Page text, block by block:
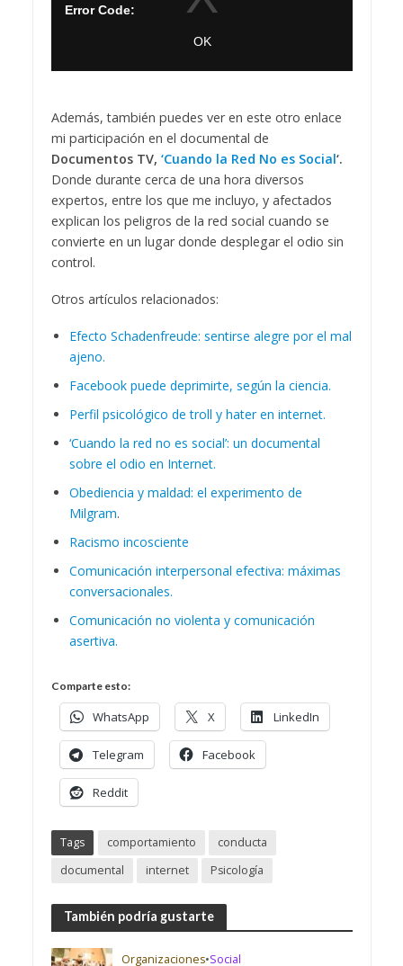
Además, también puedes ver en este otro enlace
mi participación en el documental de
Documentos TV, ‘Cuando la Red No es Social‘.
Donde durante cerca de una hora diversos
expertos, entre los que me incluyo, y afectados
explican los peligros de la red social cuando se
convierte en un lugar donde desplegar el odio sin
control.
Otros artículos relacionados:
Efecto Schadenfreude: sentirse alegre por el mal
ajeno.
Facebook puede deprimirte, según la ciencia.
Perfil psicológico de troll y hater en internet.
‘Cuando la red no es social’: un documental
sobre el odio en Internet.
Obediencia y maldad: el experimento de
Milgram.
Racismo incosciente
Comunicación interpersonal efectiva: máximas
conversacionales.
Comunicación no violenta y comunicación
asertiva.
Comparte esto:
WhatsApp X LinkedIn
Telegram Facebook
Reddit
Tags comportamiento
conducta
documental
internet Psicología
También podría gustarte
Organizaciones•Social